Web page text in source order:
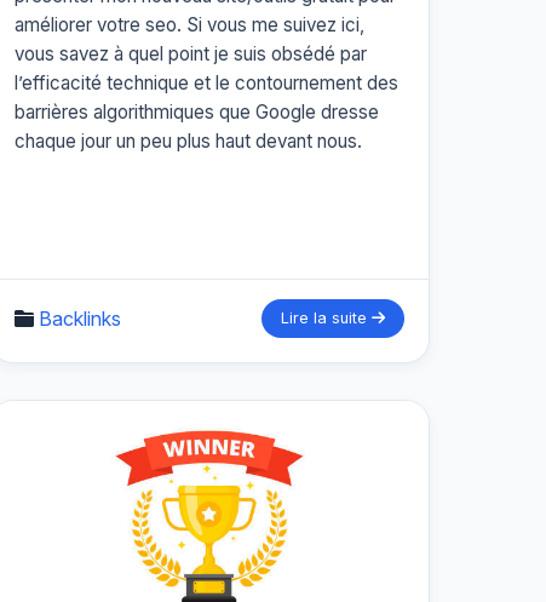
améliorer votre seo. Si vous me suivez ici,
vous savez à quel point je suis obsédé par
l’efficacité technique et le contournement des
barrières algorithmiques que Google dresse
chaque jour un peu plus haut devant nous.
Backlinks Lire la suite